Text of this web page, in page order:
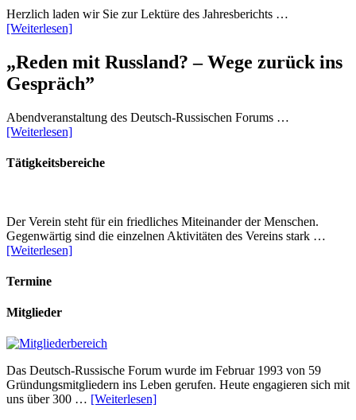
Herzlich laden wir Sie zur Lektüre des Jahresberichts …
[Weiterlesen]
„Reden mit Russland? – Wege zurück ins
Gespräch”
Abendveranstaltung des Deutsch-Russischen Forums …
[Weiterlesen]
Tätigkeitsbereiche
Der Verein steht für ein friedliches Miteinander der Menschen.
Gegenwärtig sind die einzelnen Aktivitäten des Vereins stark …
[Weiterlesen]
Termine
Mitglieder
Das Deutsch-Russische Forum wurde im Februar 1993 von 59
Gründungsmitgliedern ins Leben gerufen. Heute engagieren sich mit
uns über 300 … [Weiterlesen]